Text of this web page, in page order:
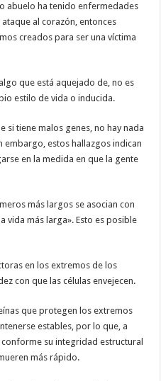
abuelo ha tenido enfermedades
al corazón, entonces
creados para ser una víctima
que está aquejado de, no es
estilo de vida o inducida.
si tiene malos genes, no hay nada
embargo, estos hallazgos indican
en la medida en que la gente
más largos se asocian con
vida más larga». Esto es posible
en los extremos de los
con que las células envejecen.
que protegen los extremos
estables, por lo que, a
su integridad estructural
más rápido.